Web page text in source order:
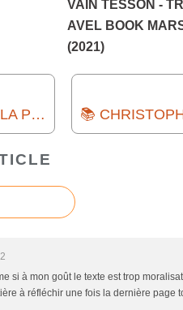
VAIN TESSON - TR
AVEL BOOK
(2021)
🎙️ [PODCAST] FOUTRACK, LA PLAYLIST DE L'ENFER #14 - POST-APO ITALIEN, ROUND 1
si à mon goût le texte est trop
à réfléchir une fois la dernière page